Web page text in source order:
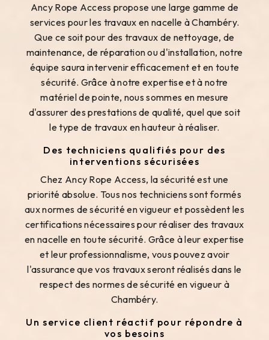
Ancy Rope Access propose une large gamme de
services pour les travaux en nacelle à Chambéry.
Que ce soit pour des travaux de nettoyage, de
maintenance, de réparation ou d'installation, notre
équipe saura intervenir efficacement et en toute
sécurité. Grâce à notre expertise et à notre
matériel de pointe, nous sommes en mesure
d'assurer des prestations de qualité, quel que soit
le type de travaux en hauteur à réaliser.
Des techniciens qualifiés pour des
interventions sécurisées
Chez Ancy Rope Access, la sécurité est une
priorité absolue. Tous nos techniciens sont formés
aux normes de sécurité en vigueur et possèdent les
certifications nécessaires pour réaliser des travaux
en nacelle en toute sécurité. Grâce à leur expertise
et leur professionnalisme, vous pouvez avoir
l'assurance que vos travaux seront réalisés dans le
respect des normes de sécurité en vigueur à
Chambéry.
Un service client réactif pour répondre à
vos besoins